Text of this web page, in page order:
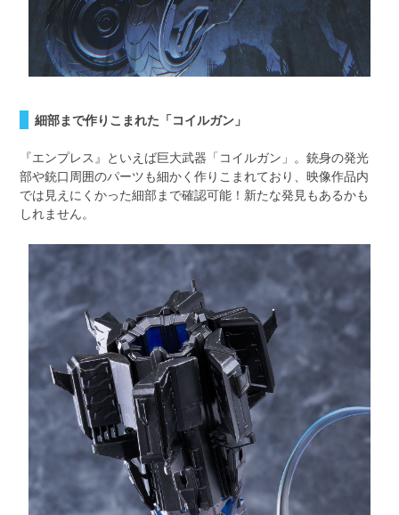
細部まで作りこまれた「コイルガン」
『エンプレス』といえば巨大武器「コイルガン」。銃身の発光
部や銃口周囲のパーツも細かく作りこまれており、映像作品内
では見えにくかった細部まで確認可能！新たな発見もあるかも
しれません。